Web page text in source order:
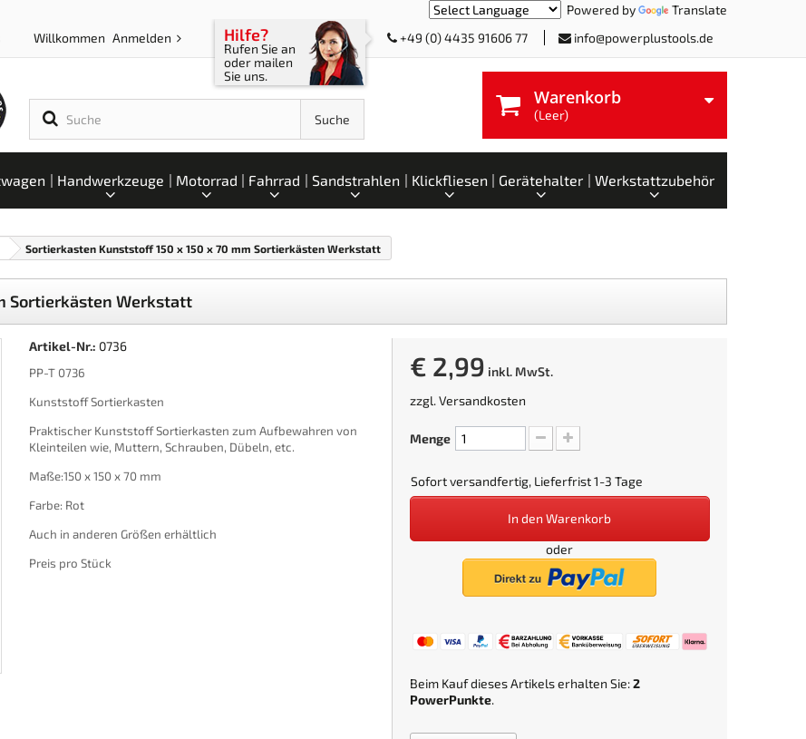
Powered by Translate
Willkommen Anmelden Hilfe?
Rufen Sie an
oder mailen
Sie uns.
+49 (0) 4435 91606 77 info@powerplustools.de
Suche
Warenkorb
(Leer)
Handwerkzeuge Motorrad Fahrrad Sandstrahlen Klickfliesen Gerätehalter Werkstattzubehör
Sortierkasten Kunststoff 150 x 150 x 70 mm Sortierkästen Werkstatt
Sortierkästen Werkstatt
Artikel-Nr.: 0736
PP-T 0736
Kunststoff Sortierkasten
Praktischer Kunststoff Sortierkasten zum Aufbewahren von
Kleinteilen wie, Muttern, Schrauben, Dübeln, etc.
Maße:150 x 150 x 70 mm
Farbe: Rot
Auch in anderen Größen erhältlich
Preis pro Stück
€ 2,99 inkl. MwSt.
zzgl.Versandkosten
Menge
Sofort versandfertig, Lieferfrist 1-3 Tage
In den Warenkorb
oder
Beim Kauf dieses Artikels erhalten Sie:2
PowerPunkte.